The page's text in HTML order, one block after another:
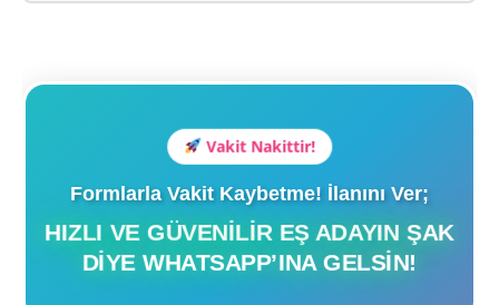
Vakit Nakittir!
Formlarla Vakit Kaybetme! İlanını Ver;
HIZLI VE GÜVENILIR EŞ ADAYIN ŞAK
DIYE WHATSAPP’INA GELSIN!